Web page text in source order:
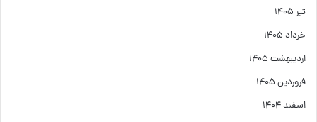
تیر ۱۴۰۵
خرداد ۱۴۰۵
اردیبهشت ۱۴۰۵
فروردین ۱۴۰۵
اسفند ۱۴۰۴